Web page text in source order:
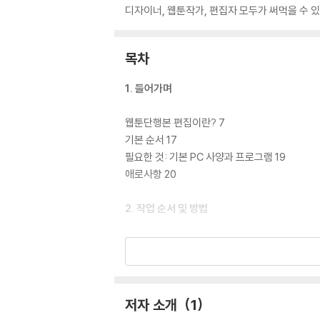
디자이너, 웹툰작가, 편집자 모두가 써먹을 수
목차
1. 들어가며
웹툰단행본 편집이란? 7
기본 순서 17
필요한 것: 기본 PC 사양과 프로그램 19
애로사항 20
2. 작업 순서 및 방법
원고 확인 32
4) 클리핑 확인 39
저자 소개 1